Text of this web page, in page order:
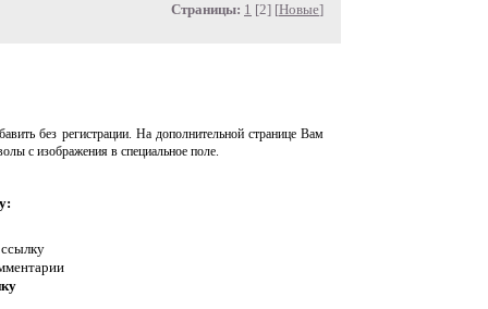
Страницы: 1 [2] [Новые]
без регистрации. На дополнительной странице Вам
с изображения в специальное поле.